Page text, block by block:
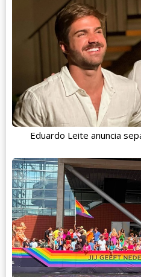
Eduardo Leite anuncia